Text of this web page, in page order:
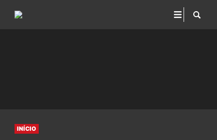
INÍCIO